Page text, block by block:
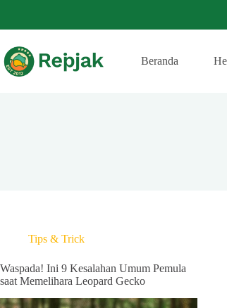
Beranda
Tips & Trick
Waspada! Ini 9 Kesalahan Umum Pemula
saat Memelihara Leopard Gecko